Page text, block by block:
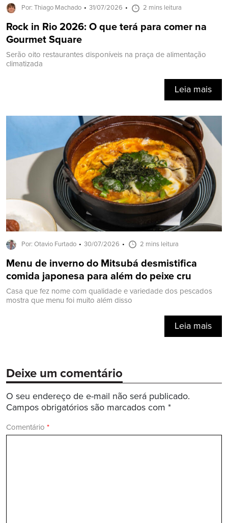
Por: Thiago Machado 31/07/2026 2 mins leitura
Rock in Rio 2026: O que terá para comer na
Gourmet Square
Serão oito restaurantes disponíveis na praça de alimentação
climatizada
Leia mais
Por: Otavio Furtado 30/07/2026 2 mins leitura
Menu de inverno do Mitsubá desmistifica
comida japonesa para além do peixe cru
Casa que fez nome com qualidade e variedade dos pescados
mostra que menu foi muito além disso
Leia mais
Deixe um comentário
O seu endereço de e-mail não será publicado.
Campos obrigatórios são marcados com *
Comentário *